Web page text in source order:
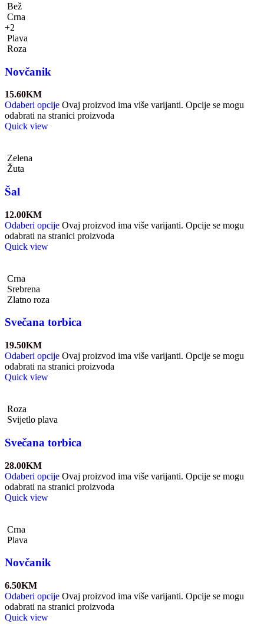
Bež
Crna
+2
Plava
Roza
Novčanik
15.60KM
Odaberi opcije Ovaj proizvod ima više varijanti. Opcije se mogu
odabrati na stranici proizvoda
Quick view
Zelena
Žuta
Šal
12.00KM
Odaberi opcije Ovaj proizvod ima više varijanti. Opcije se mogu
odabrati na stranici proizvoda
Quick view
Crna
Srebrena
Zlatno roza
Svečana torbica
19.50KM
Odaberi opcije Ovaj proizvod ima više varijanti. Opcije se mogu
odabrati na stranici proizvoda
Quick view
Roza
Svijetlo plava
Svečana torbica
28.00KM
Odaberi opcije Ovaj proizvod ima više varijanti. Opcije se mogu
odabrati na stranici proizvoda
Quick view
Crna
Plava
Novčanik
6.50KM
Odaberi opcije Ovaj proizvod ima više varijanti. Opcije se mogu
odabrati na stranici proizvoda
Quick view